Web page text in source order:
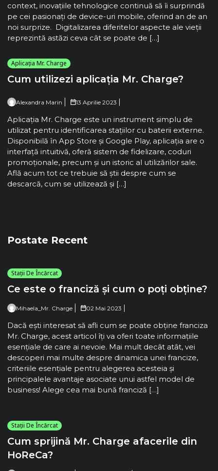
context, inovațiile tehnologice continuă să îi surprindă
pe cei pasionați de device-uri mobile, oferind an de an
noi surprize. Digitalizarea diferitelor aspecte ale vieții
reprezintă astăzi ceva cât se poate de […]
Aplicația Mr. Charge
Cum utilizezi aplicația Mr. Charge?
Alexandra Marin 13 Aprilie 2023
Aplicația Mr. Charge este un instrument simplu de
utilizat pentru identificarea stațiilor cu baterii externe.
Disponibilă în App Store și Google Play, aplicația are o
interfață intuitivă, oferă sistem de fidelizare, coduri
promoționale, precum și un istoric al utilizărilor sale.
Află acum tot ce trebuie să știi despre cum se
descarcă, cum se utilizează și […]
Postate Recent
Stații De Încărcat
Ce este o franciză și cum o poți obține?
Mihaela_Mr. Charge 02 Mai 2023
Dacă ești interesat să afli cum se poate obține franciza
Mr. Charge, acest articol îți va oferi toate informațiile
esențiale de care ai nevoie. Mai mult decât atât, vei
descoperi mai multe despre dinamica unei francize,
criteriile esențiale pentru alegerea acesteia și
principalele avantaje asociate unui astfel model de
business! Alege cea mai bună franciză […]
Stații De Încărcat
Cum sprijină Mr. Charge afacerile din
HoReCa?